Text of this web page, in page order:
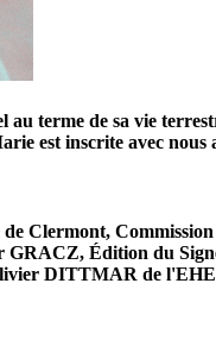
terme de sa vie
est inscrite avec nous
Clermont, Commission
Édition du
DITTMAR de